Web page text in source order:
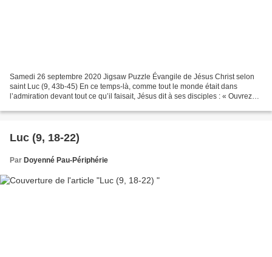
Samedi 26 septembre 2020 Jigsaw Puzzle Évangile de Jésus Christ selon
saint Luc (9, 43b-45) En ce temps-là, comme tout le monde était dans
l’admiration devant tout ce qu’il faisait, Jésus dit à ses disciples : « Ouvrez
Luc (9, 18-22)
Par Doyenné Pau-Périphérie